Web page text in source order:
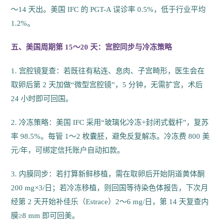
～14 天出。美国 IFC 的 PGT-A 误诊率 0.5%，低于行业平均
1.2%。
五、美国周期第 15～20 天：宫腔同步与冷冻策略
1. 宫腔镜复查：若既往有粘连、息肉、子宫畸形，医生会在
取卵后第 2 天加做“微型宫腔镜”，5 分钟，无需扩宫，术后
24 小时即可回国。
2. 冷冻策略：美国 IFC 采用“玻璃化冷冻+封闭式载杆”，复苏
率 98.5%。每管 1～2 枚囊胚，避免反复解冻。冷冻费 800 美
元/年，可绑定信托账户自动扣款。
3. 内膜同步：若打算新鲜移植，需在取卵后开始阴道黄体酮
200 mg×3/日；若冷冻移植，则回国等待染色体报告，下次月
经第 2 天开始补佳乐（Estrace）2～6 mg/日，第 14 天复查内
膜≥8 mm 即可回美。